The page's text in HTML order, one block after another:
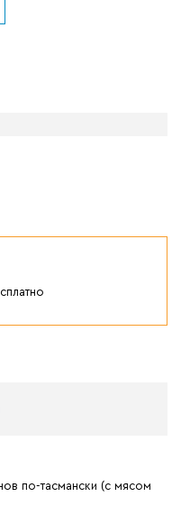
по-тасмански (с мясом